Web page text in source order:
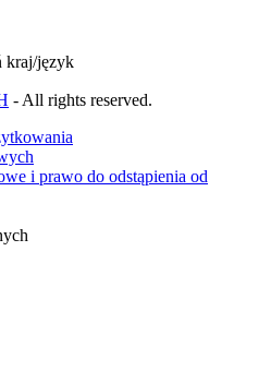
kraj/język
- All rights reserved.
i prawo do odstąpienia od